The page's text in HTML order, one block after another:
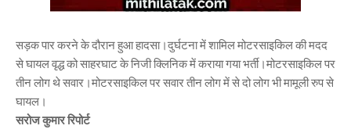
सड़क पार करने के दौरान हुआ हादसा।दुर्घटना में शामिल मोटरसाइकिल की मदद
से घायल वृद्ध को साहरघाट के निजी क्लिनिक में कराया गया भर्ती।मोटरसाइकिल पर
तीन लोग थे सवार।मोटरसाइकिल पर सवार तीन लोग में से दो लोग भी मामूली रुप से
घायल।
सरोज कुमार रिपोर्ट